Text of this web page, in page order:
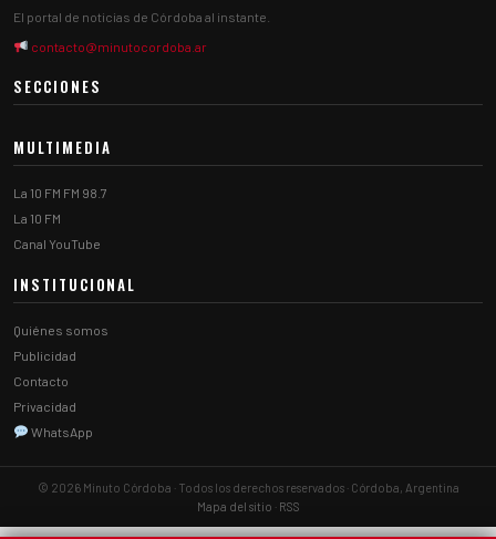
El portal de noticias de Córdoba al instante.
contacto@minutocordoba.ar
SECCIONES
MULTIMEDIA
La 10 FM FM 98.7
La 10 FM
Canal YouTube
INSTITUCIONAL
Quiénes somos
Publicidad
Contacto
Privacidad
WhatsApp
© 2026 Minuto Córdoba · Todos los derechos reservados · Córdoba, Argentina
Mapa del sitio · RSS